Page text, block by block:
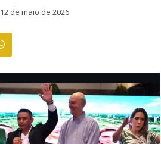
12 de maio de 2026